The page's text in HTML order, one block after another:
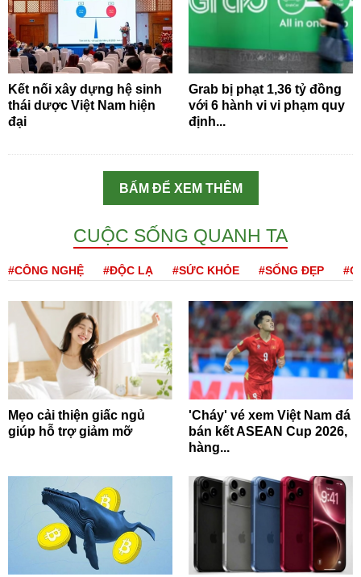
Kết nối xây dựng hệ sinh
thái dược Việt Nam hiện
đại
Grab bị phạt 1,36 tỷ đồng
với 6 hành vi vi phạm quy
định...
BẤM ĐỂ XEM THÊM
CUỘC SỐNG QUANH TA
#CÔNG NGHỆ #ĐỘC LẠ #SỨC KHỎE #SỐNG ĐẸP
Mẹo cải thiện giấc ngủ
giúp hỗ trợ giảm mỡ
'Cháy' vé xem Việt Nam đá
bán kết ASEAN Cup 2026,
hàng...